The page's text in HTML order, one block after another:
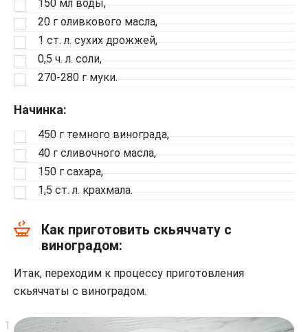
150 мл воды,
20 г оливкового масла,
1 ст. л. сухих дрожжей,
0,5 ч. л. соли,
270-280 г муки.
Начинка:
450 г темного винограда,
40 г сливочного масла,
150 г сахара,
1,5 ст. л. крахмала.
Как приготовить скьяччату с
виноградом:
Итак, переходим к процессу приготовления
скьяччаты с виноградом.